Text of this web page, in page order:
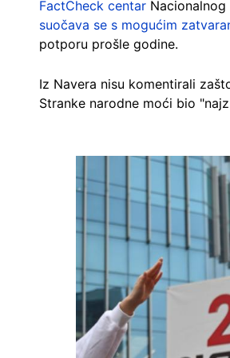
FactCheck centar
suočava se s mogućim
potporu prošle godine.
Iz Navera nisu komentirali
Stranke narodne moći bio